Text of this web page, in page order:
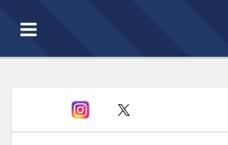
Toggle
navigation